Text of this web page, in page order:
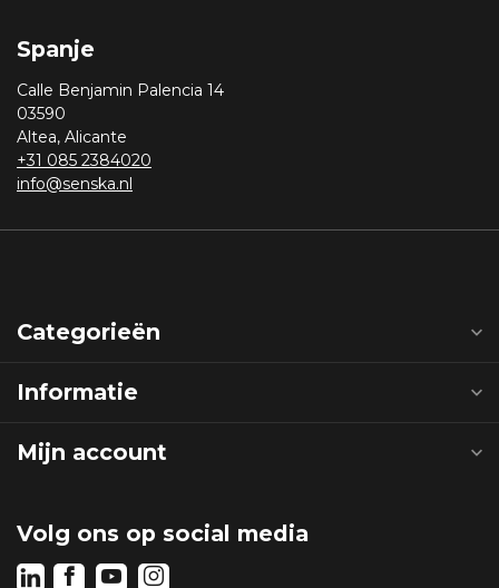
Spanje
Calle Benjamin Palencia 14
03590
Altea, Alicante
+31 085 2384020
info@senska.nl
Categorieën
Informatie
Mijn account
Volg ons op social media